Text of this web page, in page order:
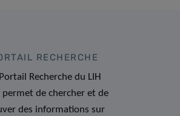
RECHERCHE
Recherche du LIH
permet de chercher et de
des informations sur